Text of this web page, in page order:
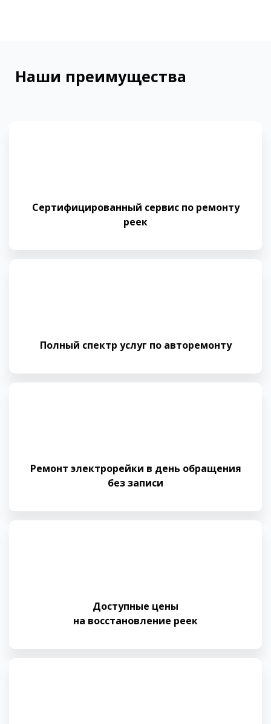
Наши преимущества
Сертифицированный сервис по ремонту
реек
Полный спектр услуг по авторемонту
Ремонт электрорейки в день обращения
без записи
Доступные цены
на восстановление реек